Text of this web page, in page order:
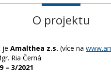
O projektu
je Amalthea z.s. (více na
Ria Černá
– 3/2021